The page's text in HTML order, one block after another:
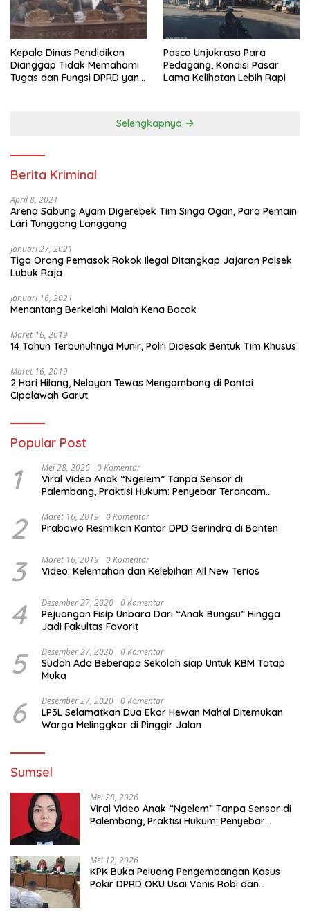
Kepala Dinas Pendidikan
Dianggap Tidak Memahami
Tugas dan Fungsi DPRD yang
Pasca Unjukrasa Para
Pedagang, Kondisi Pasar
Lama Kelihatan Lebih Rapi
Selengkapnya
Berita Kriminal
April 8, 2021
Arena Sabung Ayam Digerebek Tim Singa Ogan, Para Pemain
Lari Tunggang Langgang
Januari 27, 2021
Tiga Orang Pemasok Rokok Ilegal Ditangkap Jajaran Polsek
Lubuk Raja
Januari 16, 2021
Menantang Berkelahi Malah Kena Bacok
Maret 16, 2019
14 Tahun Terbunuhnya Munir, Polri Didesak Bentuk Tim Khusus
Maret 16, 2019
2 Hari Hilang, Nelayan Tewas Mengambang di Pantai
Cipalawah Garut
Popular Post
1 Mei 28, 2026 0 Komentar
Viral Video Anak “Ngelem” Tanpa Sensor di
Palembang, Praktisi Hukum: Penyebar Terancam
2 Maret 16, 2019 0 Komentar
Prabowo Resmikan Kantor DPD Gerindra di Banten
3 Maret 16, 2019 0 Komentar
Video: Kelemahan dan Kelebihan All New Terios
4 Desember 27, 2020 0 Komentar
Pejuangan Fisip Unbara Dari “Anak Bungsu” Hingga
Jadi Fakultas Favorit
5 Desember 27, 2020 0 Komentar
Sudah Ada Beberapa Sekolah siap Untuk KBM Tatap
Muka
6 Desember 27, 2020 0 Komentar
LP3L Selamatkan Dua Ekor Hewan Mahal Ditemukan
Warga Melinggkar di Pinggir Jalan
Sumsel
Mei 28, 2026
Viral Video Anak “Ngelem” Tanpa Sensor di
Palembang, Praktisi Hukum: Penyebar
Mei 12, 2026
KPK Buka Peluang Pengembangan Kasus
Pokir DPRD OKU Usai Vonis Robi dan